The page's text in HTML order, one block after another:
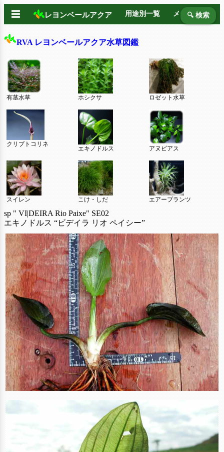
☰ レヨンベールアクア 用途別一覧 メーカー別
🔍 検索
RVA レヨンベールアクア水草図鑑
有茎水草 ホシクサ ロゼット水草
クリプトコリネ
エキノドルス アヌビアス
スイレン こけ・しだ エアープランツ
sp " VI|DEIRA Rio Paixe" SE02
エキノドルス “ビデイラ リオ ペイシー”